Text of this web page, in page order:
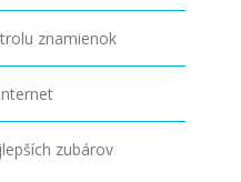
znamienok
zubárov